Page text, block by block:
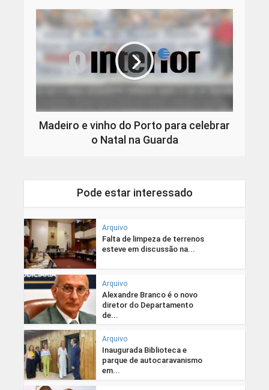
Madeiro e vinho do Porto para celebrar
o Natal na Guarda
Pode estar interessado
Arquivo
Falta de limpeza de terrenos
esteve em discussão na...
Arquivo
Alexandre Branco é o novo
diretor do Departamento
de...
Arquivo
Inaugurada Biblioteca e
parque de autocaravanismo
em...